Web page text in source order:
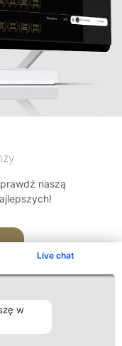
Live chat
w
naszą